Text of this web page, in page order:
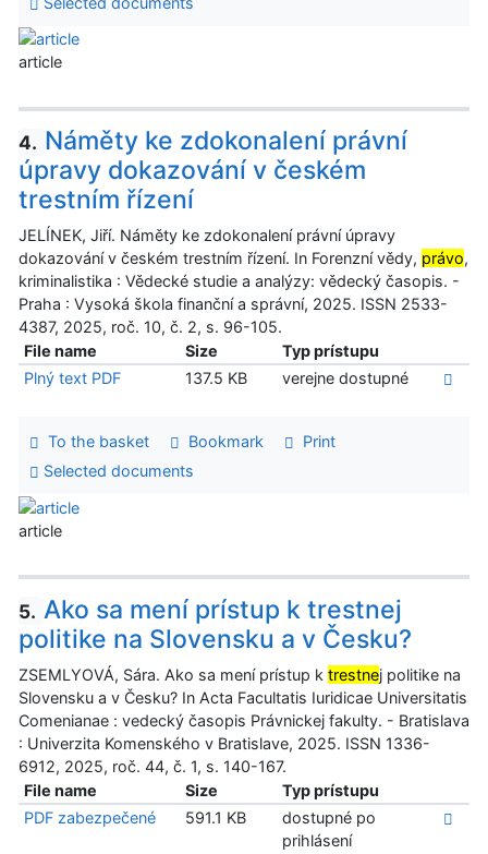
article
4. Náměty ke zdokonalení právní
úpravy dokazování v českém
trestním řízení
JELÍNEK, Jiří. Náměty ke zdokonalení právní úpravy
dokazování v českém trestním řízení. In Forenzní vědy, právo,
kriminalistika : Vědecké studie a analýzy: vědecký časopis. -
Praha : Vysoká škola finanční a správní, 2025. ISSN 2533-
4387, 2025, roč. 10, č. 2, s. 96-105.
File name
Size
Typ prístupu
Plný text PDF
137.5 KB verejne dostupné
To the basket Bookmark
Print
Selected documents
article
5. Ako sa mení prístup k trestnej
politike na Slovensku a v Česku?
ZSEMLYOVÁ, Sára. Ako sa mení prístup k trestnej politike na
Slovensku a v Česku? In Acta Facultatis Iuridicae Universitatis
Comenianae : vedecký časopis Právnickej fakulty. - Bratislava
: Univerzita Komenského v Bratislave, 2025. ISSN 1336-
6912, 2025, roč. 44, č. 1, s. 140-167.
File name
Size
Typ prístupu
PDF zabezpečené
591.1 KB
dostupné po
prihlásení